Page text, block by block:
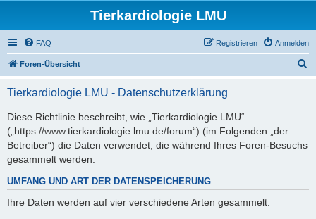
Tierkardiologie LMU
FAQ Anmelden
Registrieren
Foren-Übersicht
Tierkardiologie LMU - Datenschutzerklärung
Diese Richtlinie beschreibt, wie „Tierkardiologie LMU“
(„https://www.tierkardiologie.lmu.de/forum“) (im Folgenden „der
Betreiber“) die Daten verwendet, die während Ihres Foren-Besuchs
gesammelt werden.
UMFANG UND ART DER DATENSPEICHERUNG
Ihre Daten werden auf vier verschiedene Arten gesammelt: